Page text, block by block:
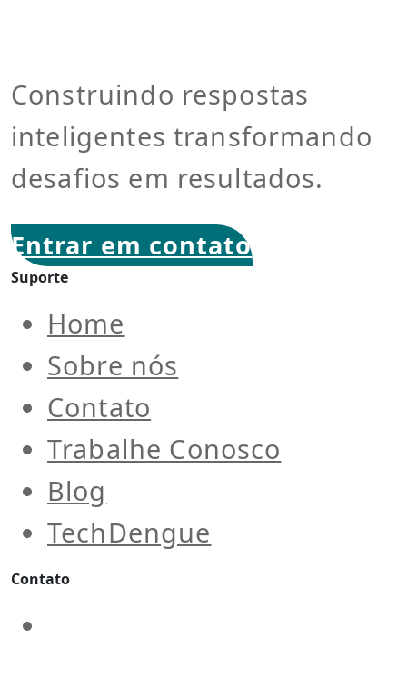
Construindo respostas
inteligentes transformando
desafios em resultados.
Entrar em contato
Suporte
Home
Sobre nós
Contato
Trabalhe Conosco
Blog
TechDengue
Contato